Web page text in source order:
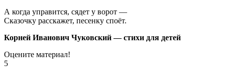
А когда управится, сядет у ворот —
Сказочку расскажет, песенку споёт.
Корней Иванович Чуковский — стихи для детей
Оцените материал!
5